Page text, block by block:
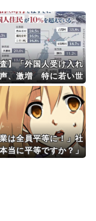
】「外国人受け入れ
、激増 特に若い世
反対だと明らかに→
対VS人手不足はど
だ？でネット大論争
は全員平等に！」社
当に平等ですか？」